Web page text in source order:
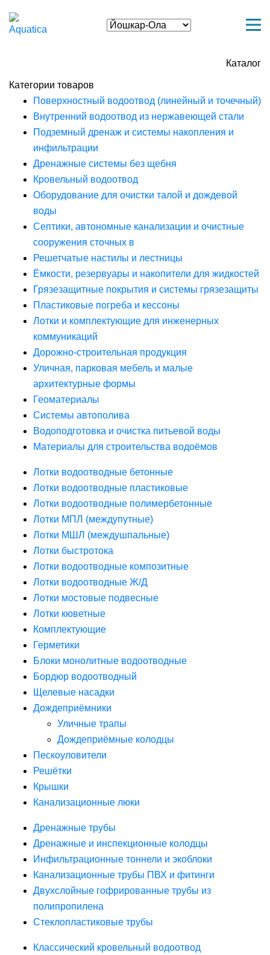
Каталог
Категории товаров
Поверхностный водоотвод (линейный и точечный)
Внутренний водоотвод из нержавеющей стали
Подземный дренаж и системы накопления и
инфильтрации
Дренажные системы без щебня
Кровельный водоотвод
Оборудование для очистки талой и дождевой
воды
Септики, автономные канализации и очистные
сооружения сточных в
Решетчатые настилы и лестницы
Ёмкости, резервуары и накопители для жидкостей
Грязезащитные покрытия и системы грязезащиты
Пластиковые погреба и кессоны
Лотки и комплектующие для инженерных
коммуникаций
Дорожно-строительная продукция
Уличная, парковая мебель и малые
архитектурные формы
Геоматериалы
Системы автополива
Водоподготовка и очистка питьевой воды
Материалы для строительства водоёмов
Лотки водоотводные бетонные
Лотки водоотводные пластиковые
Лотки водоотводные полимербетонные
Лотки МПЛ (междупутные)
Лотки МШЛ (междушпальные)
Лотки быстротока
Лотки водоотводные композитные
Лотки водоотводные Ж/Д
Лотки мостовые подвесные
Лотки кюветные
Комплектующие
Герметики
Блоки монолитные водоотводные
Бордюр водоотводный
Щелевые насадки
Дождеприёмники
Уличные трапы
Дождеприёмные колодцы
Пескоуловители
Решётки
Крышки
Канализационные люки
Дренажные трубы
Дренажные и инспекционные колодцы
Инфильтрационные тоннели и экоблоки
Канализационные трубы ПВХ и фитинги
Двухслойные гофрированные трубы из
полипропилена
Стеклопластиковые трубы
Классический кровельный водоотвод